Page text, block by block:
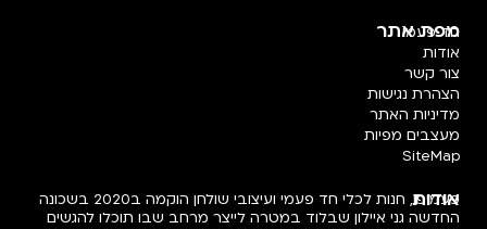
מפת אתר
חד פעמי
אודות
צור קשר
הצהרת נגישות
מדיניות האתר
מעצבים מפיות
SiteMap
אודות
פעמיפו, חנות לכלי חד פעמי ועיצובי שולחן הוקמה ב2020 בשכונה
החדשה גני איילון שבלוד במטרה לייצר מרחב שבו תוכלו להגשים